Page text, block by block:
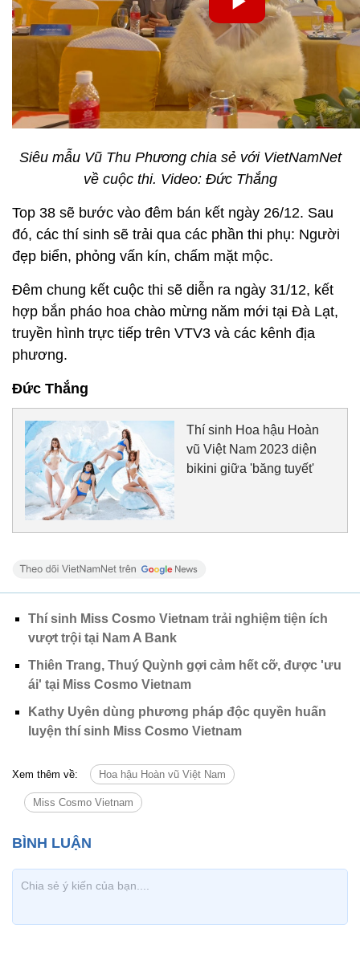
Siêu mẫu Vũ Thu Phương chia sẻ với VietNamNet
về cuộc thi. Video: Đức Thắng
Top 38 sẽ bước vào đêm bán kết ngày 26/12. Sau
đó, các thí sinh sẽ trải qua các phần thi phụ: Người
đẹp biển, phỏng vấn kín, chấm mặt mộc.
Đêm chung kết cuộc thi sẽ diễn ra ngày 31/12, kết
hợp bắn pháo hoa chào mừng năm mới tại Đà Lạt,
truyền hình trực tiếp trên VTV3 và các kênh địa
phương.
Đức Thắng
Thí sinh Hoa hậu Hoàn
vũ Việt Nam 2023 diện
bikini giữa 'băng tuyết'
Thí sinh Miss Cosmo Vietnam trải nghiệm tiện ích
vượt trội tại Nam A Bank
Thiên Trang, Thuý Quỳnh gợi cảm hết cỡ, được 'ưu
ái' tại Miss Cosmo Vietnam
Kathy Uyên dùng phương pháp độc quyền huấn
luyện thí sinh Miss Cosmo Vietnam
Xem thêm về: Hoa hậu Hoàn vũ Việt Nam
Miss Cosmo Vietnam